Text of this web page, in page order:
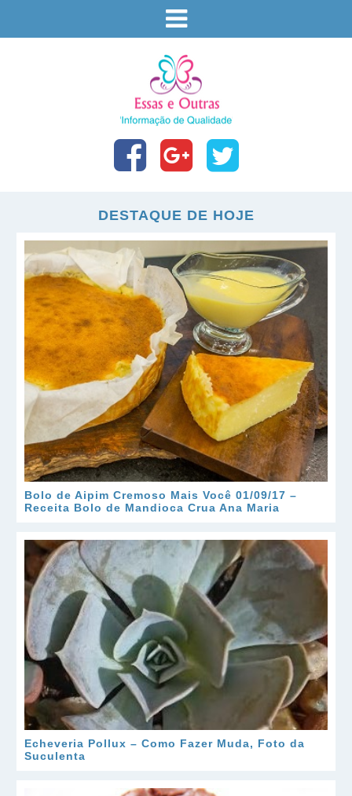
DESTAQUE DE HOJE
Bolo de Aipim Cremoso Mais Você 01/09/17 –
Receita Bolo de Mandioca Crua Ana Maria
Echeveria Pollux – Como Fazer Muda, Foto da
Suculenta